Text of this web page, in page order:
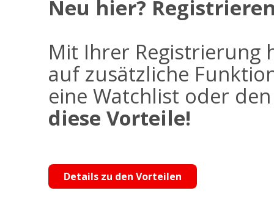
Neu hier?
Mit Ihrer Registrierung
auf zusätzliche
eine Watchlist oder
diese Vorteile!
Details zu den Vorteilen